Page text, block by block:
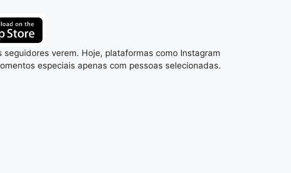
verem. Hoje, plataformas como Instagram
especiais apenas com pessoas selecionadas.